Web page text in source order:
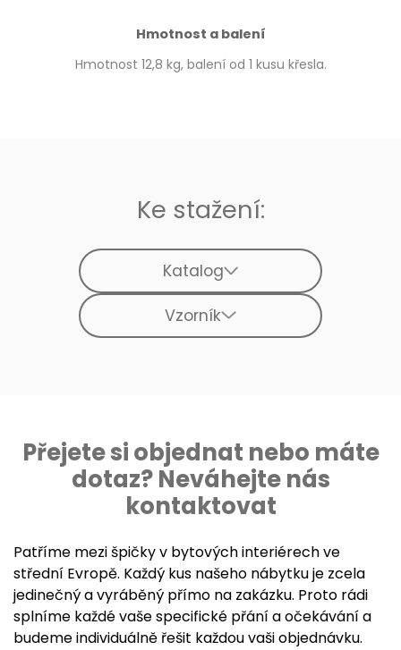
Hmotnost a balení
Hmotnost 12,8 kg, balení od 1 kusu křesla.
Ke stažení:
Katalog
Vzorník
Přejete si objednat nebo máte
dotaz? Neváhejte nás
kontaktovat
Patříme mezi špičky v bytových interiérech ve
střední Evropě. Každý kus našeho nábytku je zcela
jedinečný a vyráběný přímo na zakázku. Proto rádi
splníme každé vaše specifické přání a očekávání a
budeme individuálně řešit každou vaši objednávku.